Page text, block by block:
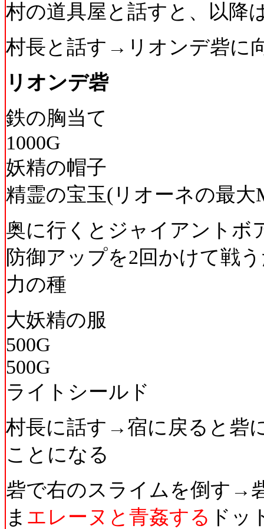
村の道具屋と話すと、以降
村長と話す→リオンデ砦に
リオンデ砦
鉄の胸当て
1000G
妖精の帽子
精霊の宝玉(リオーネの最大
奥に行くとジャイアントボ
防御アップを2回かけて戦
力の種
大妖精の服
500G
500G
ライトシールド
村長に話す→宿に戻ると砦
ことになる
砦で右のスライムを倒す→
ま エレーヌと青姦する ドッ